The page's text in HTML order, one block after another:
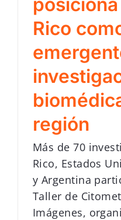
Rico
región
Más de 70
Rico, Estados
y Argentina
Taller de
Imágenes,